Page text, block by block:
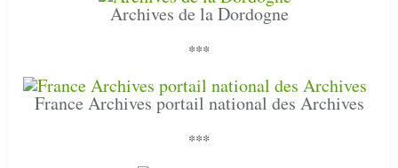
Archives de la Dordogne
***
France Archives portail national des Archives
***